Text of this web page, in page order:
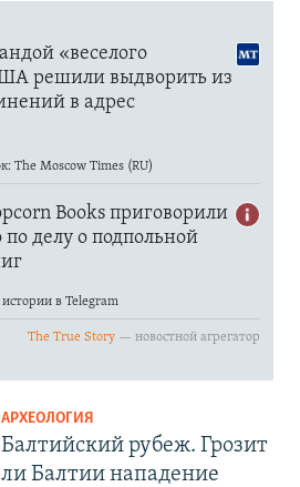
АРХЕОЛОГИЯ
Балтийский рубеж. Грозит
ли Балтии нападение